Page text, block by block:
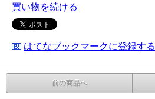
買い物を続ける
はてなブックマークに登録する
前の商品へ